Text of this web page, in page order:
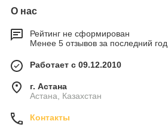
О нас
Рейтинг не сформирован
Менее 5 отзывов за последний год
Работает с 09.12.2010
г. Астана
Астана, Казахстан
Контакты